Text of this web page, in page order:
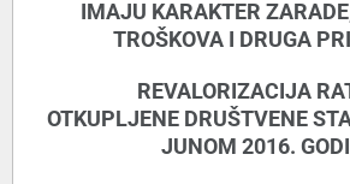
IMAJU KARAKTER
TROŠKOVA I DRUGA
REVALORIZACIJA
OTKUPLJENE DRUŠTVENE
JUNOM 2016.